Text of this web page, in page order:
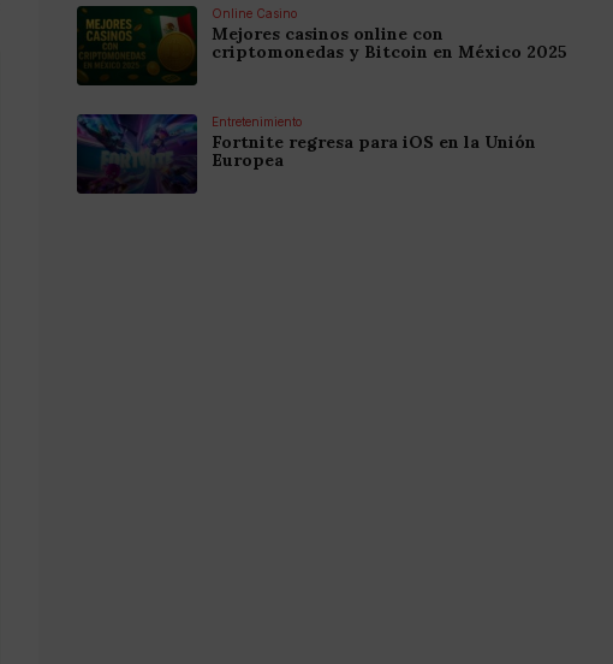
Online Casino
Mejores casinos online con
criptomonedas y Bitcoin en México 2025
Entretenimiento
Fortnite regresa para iOS en la Unión
Europea